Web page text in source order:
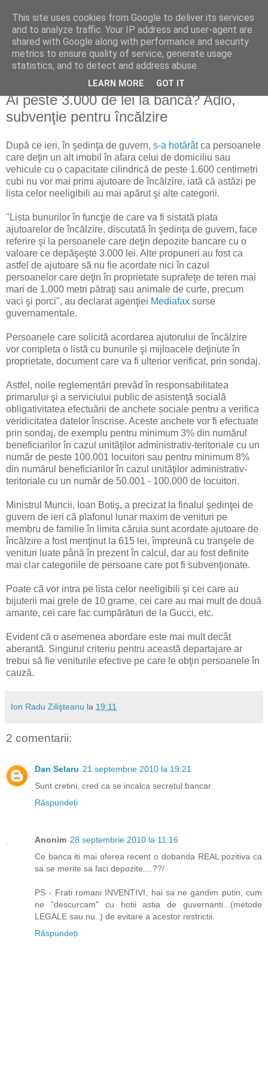
Reflecţii economice
blog de reflecţii, informaţii şi opinii economice
marți, 21 septembrie 2010
Ai peste 3.000 de lei la bancă? Adio,
subvenţie pentru încălzire
După ce ieri, în şedinţa de guvern, s-a hotărâtca persoanele
care deţin un alt imobil în afara celui de domiciliu sau
vehicule cu o capacitate cilindrică de peste 1.600 centimetri
cubi nu vor mai primi ajutoare de încălzire, iată că astăzi pe
lista celor neeligibili au mai apărut şi alte categorii.
"Lista bunurilor în funcţie de care va fi sistată plata
ajutoarelor de încălzire, discutată în şedinţa de guvern, face
referire şi la persoanele care deţin depozite bancare cu o
valoare ce depăşeşte 3.000 lei. Alte propuneri au fost ca
astfel de ajutoare să nu fie acordate nici în cazul
persoanelor care deţin în proprietate suprafeţe de teren mai
mari de 1.000 metri pătraţi sau animale de curte, precum
vaci şi porci", au declarat agenţiei Mediafax surse
guvernamentale.
Persoanele care solicită acordarea ajutorului de încălzire
vor completa o listă cu bunurile şi mijloacele deţinute în
proprietate, document care va fi ulterior verificat, prin sondaj.
Astfel, noile reglementări prevăd în responsabilitatea
primarului şi a serviciului public de asistenţă socială
obligativitatea efectuării de anchete sociale pentru a verifica
veridicitatea datelor înscrise. Aceste anchete vor fi efectuate
prin sondaj, de exemplu pentru minimum 3% din numărul
beneficiarilor în cazul unităţilor administrativ-teritoriale cu un
număr de peste 100.001 locuitori sau pentru minimum 8%
din numărul beneficiarilor în cazul unităţilor administrativ-
teritoriale cu un număr de 50.001 - 100.000 de locuitori.
Ministrul Muncii, Ioan Botiş, a precizat la finalul şedinţei de
guvern de ieri că plafonul lunar maxim de venituri pe
membru de familie în limita căruia sunt acordate ajutoare de
încălzire a fost menţinut la 615 lei, împreună cu tranşele de
venituri luate până în prezent în calcul, dar au fost definite
mai clar categoriile de persoane care pot fi subvenţionate.
Poate că vor intra pe lista celor neeligibili şi cei care au
bijuterii mai grele de 10 grame, cei care au mai mult de două
amante, cei care fac cumpărături de la Gucci, etc.
Evident că o asemenea abordare este mai mult decât
aberantă. Singurul criteriu pentru această departajare ar
trebui să fie veniturile efective pe care le obţin persoanele în
cauză.
Ion Radu Zilişteanu la 19:11
2 comentarii:
Dan Selaru 21 septembrie 2010 la 19:21
Sunt cretini, cred ca se incalca secretul bancar.
Răspundeți
Anonim 28 septembrie 2010 la 11:16
Ce banca iti mai oferea recent o dobanda REAL pozitiva ca
sa se merite sa faci depozite....??/
PS - Frati romani INVENTIVI, hai sa ne gandim putin, cum
ne "descurcam" cu hotii astia de guvernanti...(metode
LEGALE sau nu..) de evitare a acestor restrictii.
Răspundeți
This site uses cookies from Google to deliver its services
and to analyze traffic. Your IP address and user-agent are
shared with Google along with performance and security
metrics to ensure quality of service, generate usage
statistics, and to detect and address abuse.
LEARN MORE GOT IT